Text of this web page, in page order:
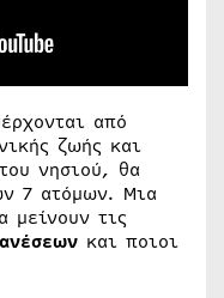
από
ζωής και
νησιού, θα
7 ατόμων. Μια
μείνουν τις
και ποιοι